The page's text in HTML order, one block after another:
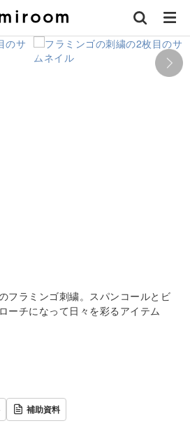
フラミンゴ刺繍。スパンコールとビ
ーチになって日々を彩るアイテム
補助資料